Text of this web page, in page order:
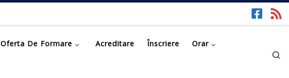
Oferta De Formare Acreditare Înscriere Orar